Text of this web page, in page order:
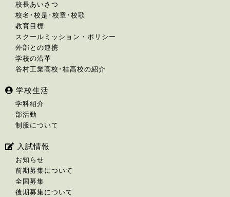
校長あいさつ
校名･校是･校章･校歌
教育目標
スクールミッション・ポリシー
外部との連携
学校の沿革
谷村工業高校･桂高校の紹介
学校生活
学科紹介
部活動
制服について
入試情報
お知らせ
前期募集について
全国募集
後期募集について